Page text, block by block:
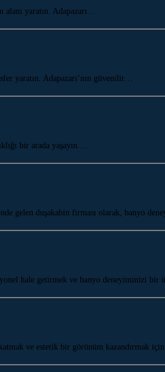
yaratın. Adapazarı…
yaratın. Adapazarı’nın güvenilir…
bir arada yaşayın.…
gelen duşakabin firması olarak, banyo
hale getirmek ve banyo deneyiminizi bir
ve estetik bir görünüm kazandırmak